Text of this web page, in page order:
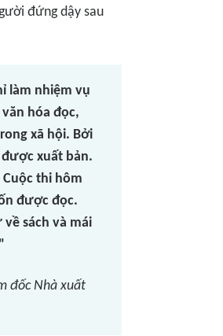
đứng dậy sau
làm nhiệm vụ
hóa đọc,
xã hội. Bởi
xuất bản.
thi hôm
được đọc.
sách và mái
đốc Nhà xuất